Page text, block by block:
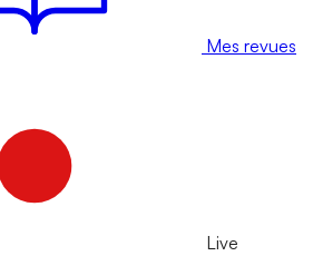
Mes revues
Live